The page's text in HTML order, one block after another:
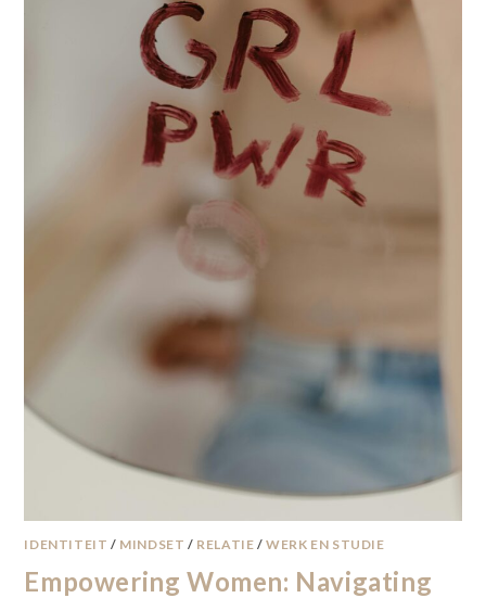
IDENTITEIT / MINDSET / RELATIE /WERK EN STUDIE
Empowering Women: Navigating